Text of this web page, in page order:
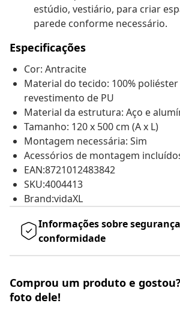
estúdio, vestiário, para criar
parede conforme necessário.
Especificações
Cor: Antracite
Material do tecido: 100%
revestimento de PU
Material da estrutura: Aço e
Tamanho: 120 x 500 cm (A x L)
Montagem necessária: Sim
Acessórios de montagem
EAN:8721012483842
SKU:4004413
Brand:vidaXL
Informações sobre
conformidade
Comprou um produto e
foto dele!